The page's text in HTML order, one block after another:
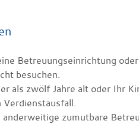
Betreuungseinrichtung
besuchen.
als zwölf Jahre alt oder Ihr
Verdienstausfall.
anderweitige zumutbare